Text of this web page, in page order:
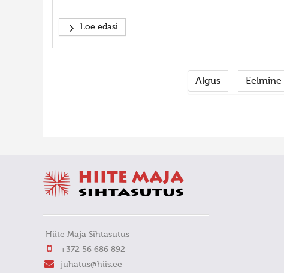
Loe edasi
Algus Eelmine
Hiite Maja Sihtasutus
+372 56 686 892
juhatus@hiis.ee